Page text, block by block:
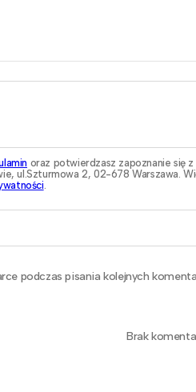
oraz potwierdzasz zapoznanie się z
ul.Szturmowa 2, 02-678 Warszawa.
podczas pisania kolejnych
Brak